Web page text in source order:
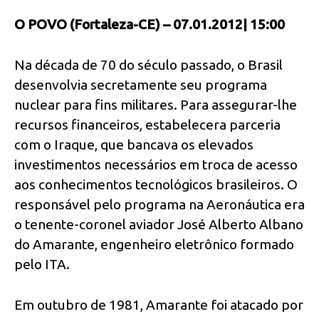
O POVO (Fortaleza-CE) – 07.01.2012| 15:00
Na década de 70 do século passado, o Brasil
desenvolvia secretamente seu programa
nuclear para fins militares. Para assegurar-lhe
recursos financeiros, estabelecera parceria
com o Iraque, que bancava os elevados
investimentos necessários em troca de acesso
aos conhecimentos tecnológicos brasileiros. O
responsável pelo programa na Aeronáutica era
o tenente-coronel aviador José Alberto Albano
do Amarante, engenheiro eletrônico formado
pelo ITA.
Em outubro de 1981, Amarante foi atacado por